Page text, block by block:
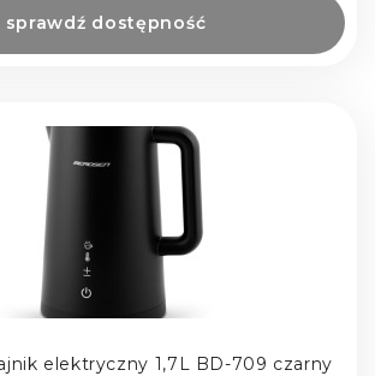
sprawdź dostępność
elektryczny 1,7L BD-709 czarny